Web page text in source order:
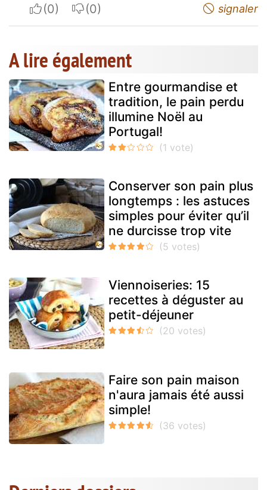
I apreciateI do not appreciate signaler
A lire également
Entre gourmandise et
tradition, le pain perdu
illumine Noël au
Portugal!
Conserver son pain plus
longtemps : les astuces
simples pour éviter qu’il
ne durcisse trop vite
Viennoiseries: 15
recettes à déguster au
petit-déjeuner
Faire son pain maison
n'aura jamais été aussi
simple!